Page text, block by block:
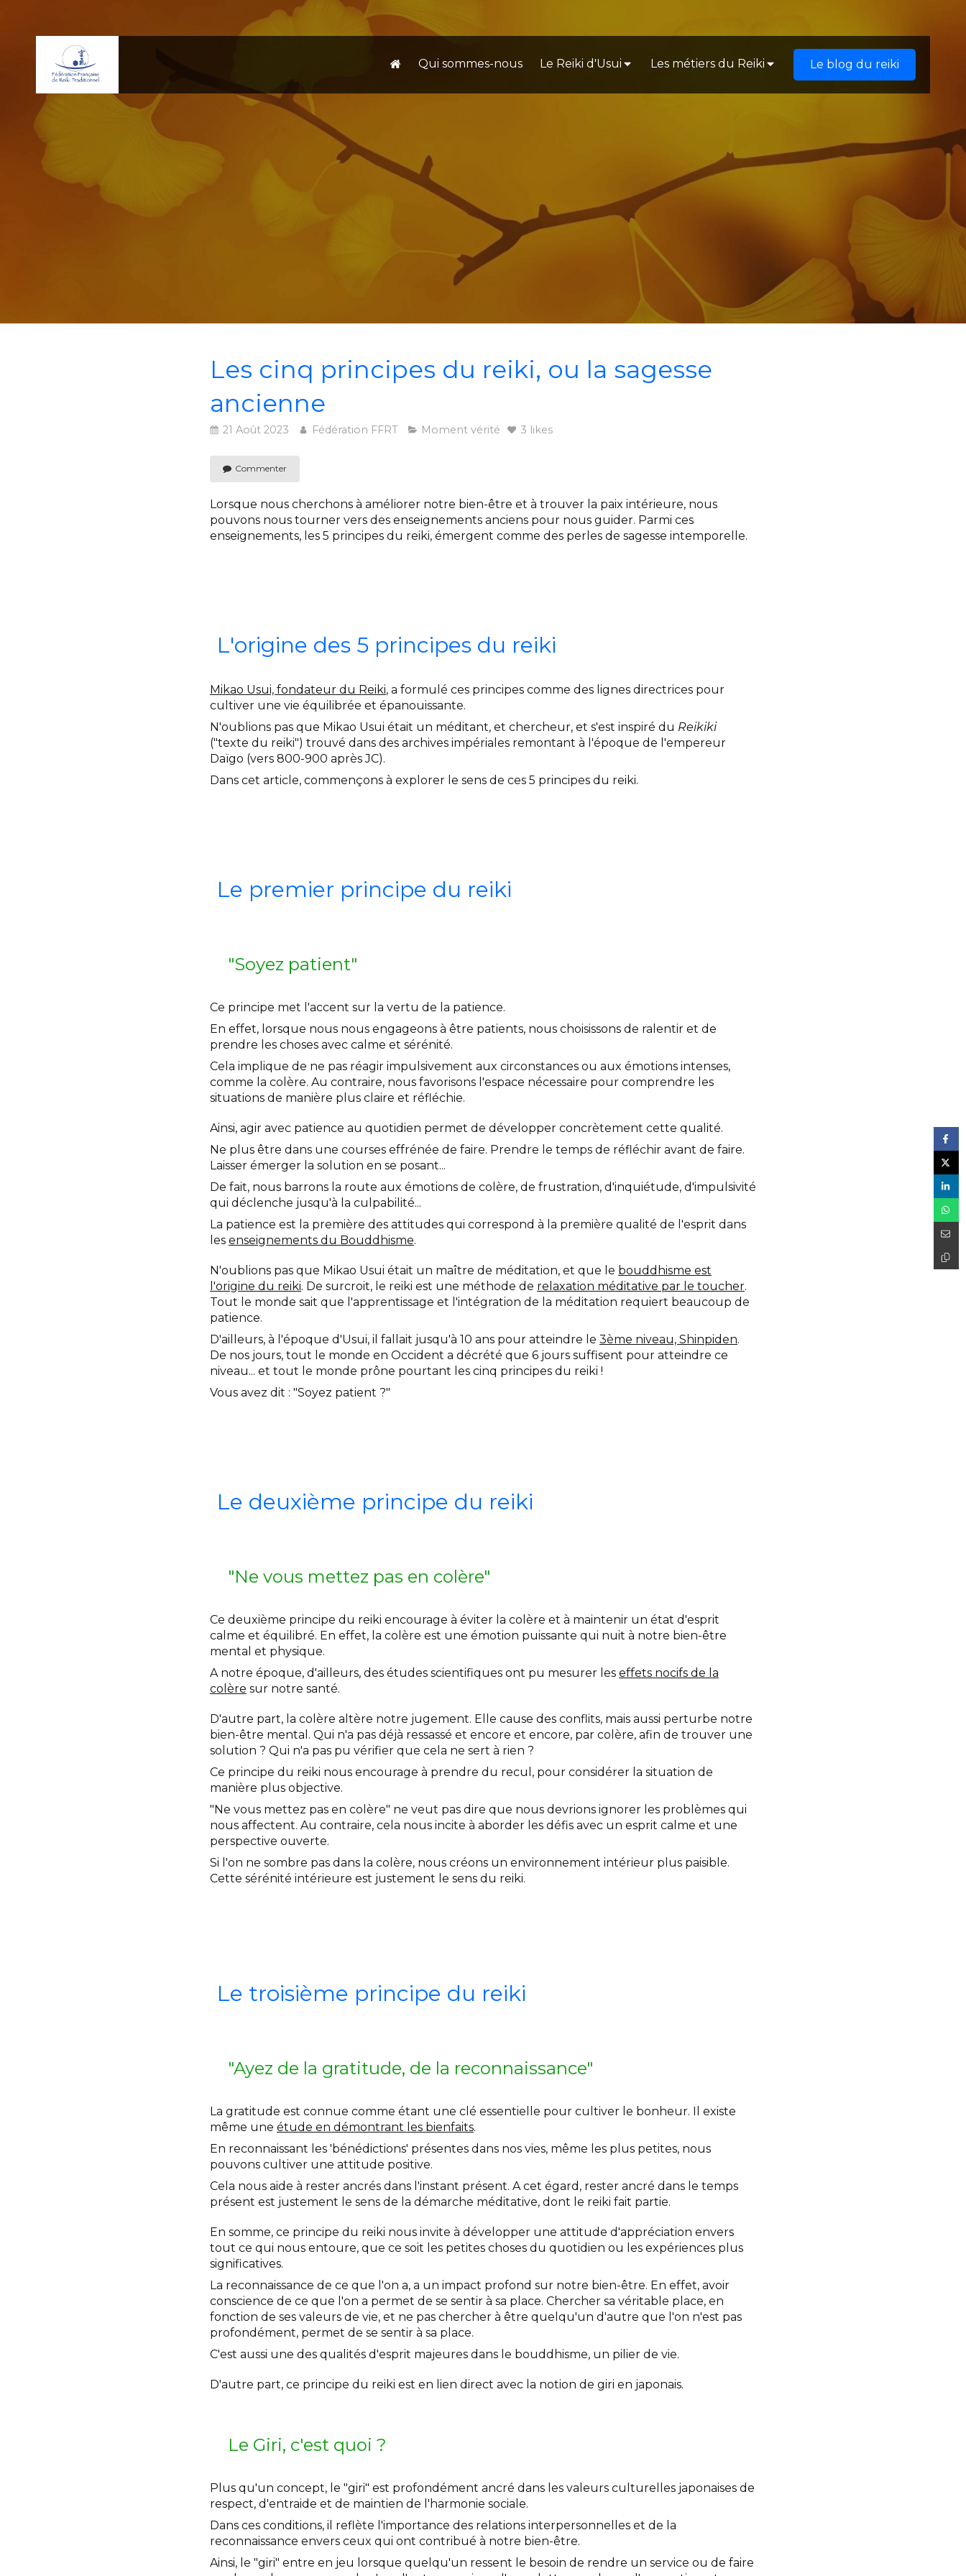
Qui sommes-nous Le Reiki d'Usui Les métiers du Reiki Le blog du reiki
Les cinq principes du reiki, ou la sagesse
ancienne
21 Août 2023 Fédération FFRT Moment vérité 3 likes
Commenter
Lorsque nous cherchons à améliorer notre bien-être et à trouver la paix intérieure, nous
pouvons nous tourner vers des enseignements anciens pour nous guider. Parmi ces
enseignements, les 5 principes du reiki, émergent comme des perles de sagesse intemporelle.
L'origine des 5 principes du reiki
Mikao Usui, fondateur du Reiki, a formulé ces principes comme des lignes directrices pour
cultiver une vie équilibrée et épanouissante.
N'oublions pas que Mikao Usui était un méditant, et chercheur, et s'est inspiré du Reikiki
("texte du reiki") trouvé dans des archives impériales remontant à l'époque de l'empereur
Daïgo (vers 800-900 après JC).
Dans cet article, commençons à explorer le sens de ces 5 principes du reiki.
Le premier principe du reiki
"Soyez patient"
Ce principe met l'accent sur la vertu de la patience.
En effet, lorsque nous nous engageons à être patients, nous choisissons de ralentir et de
prendre les choses avec calme et sérénité.
Cela implique de ne pas réagir impulsivement aux circonstances ou aux émotions intenses,
comme la colère. Au contraire, nous favorisons l'espace nécessaire pour comprendre les
situations de manière plus claire et réfléchie.
Ainsi, agir avec patience au quotidien permet de développer concrètement cette qualité.
Ne plus être dans une courses effrénée de faire. Prendre le temps de réfléchir avant de faire.
Laisser émerger la solution en se posant...
De fait, nous barrons la route aux émotions de colère, de frustration, d'inquiétude, d'impulsivité
qui déclenche jusqu'à la culpabilité...
La patience est la première des attitudes qui correspond à la première qualité de l'esprit dans
les enseignements du Bouddhisme.
N'oublions pas que Mikao Usui était un maître de méditation, et que le bouddhisme est
l'origine du reiki. De surcroit, le reiki est une méthode de relaxation méditative par le toucher.
Tout le monde sait que l'apprentissage et l'intégration de la méditation requiert beaucoup de
patience.
D'ailleurs, à l'époque d'Usui, il fallait jusqu'à 10 ans pour atteindre le 3ème niveau, Shinpiden.
De nos jours, tout le monde en Occident a décrété que 6 jours suffisent pour atteindre ce
niveau... et tout le monde prône pourtant les cinq principes du reiki !
Vous avez dit : "Soyez patient ?"
Le deuxième principe du reiki
"Ne vous mettez pas en colère"
Ce deuxième principe du reiki encourage à éviter la colère et à maintenir un état d'esprit
calme et équilibré. En effet, la colère est une émotion puissante qui nuit à notre bien-être
mental et physique.
A notre époque, d'ailleurs, des études scientifiques ont pu mesurer les effets nocifs de la
colère sur notre santé.
D'autre part, la colère altère notre jugement. Elle cause des conflits, mais aussi perturbe notre
bien-être mental. Qui n'a pas déjà ressassé et encore et encore, par colère, afin de trouver une
solution ? Qui n'a pas pu vérifier que cela ne sert à rien ?
Ce principe du reiki nous encourage à prendre du recul, pour considérer la situation de
manière plus objective.
"Ne vous mettez pas en colère" ne veut pas dire que nous devrions ignorer les problèmes qui
nous affectent. Au contraire, cela nous incite à aborder les défis avec un esprit calme et une
perspective ouverte.
Si l'on ne sombre pas dans la colère, nous créons un environnement intérieur plus paisible.
Cette sérénité intérieure est justement le sens du reiki.
Le troisième principe du reiki
"Ayez de la gratitude, de la reconnaissance"
La gratitude est connue comme étant une clé essentielle pour cultiver le bonheur. Il existe
même une étude en démontrant les bienfaits.
En reconnaissant les 'bénédictions' présentes dans nos vies, même les plus petites, nous
pouvons cultiver une attitude positive.
Cela nous aide à rester ancrés dans l'instant présent. A cet égard, rester ancré dans le temps
présent est justement le sens de la démarche méditative, dont le reiki fait partie.
En somme, ce principe du reiki nous invite à développer une attitude d'appréciation envers
tout ce qui nous entoure, que ce soit les petites choses du quotidien ou les expériences plus
significatives.
La reconnaissance de ce que l'on a, a un impact profond sur notre bien-être. En effet, avoir
conscience de ce que l'on a permet de se sentir à sa place. Chercher sa véritable place, en
fonction de ses valeurs de vie, et ne pas chercher à être quelqu'un d'autre que l'on n'est pas
profondément, permet de se sentir à sa place.
C'est aussi une des qualités d'esprit majeures dans le bouddhisme, un pilier de vie.
D'autre part, ce principe du reiki est en lien direct avec la notion de giri en japonais.
Le Giri, c'est quoi ?
Plus qu'un concept, le "giri" est profondément ancré dans les valeurs culturelles japonaises de
respect, d'entraide et de maintien de l'harmonie sociale.
Dans ces conditions, il reflète l'importance des relations interpersonnelles et de la
reconnaissance envers ceux qui ont contribué à notre bien-être.
Ainsi, le "giri" entre en jeu lorsque quelqu'un ressent le besoin de rendre un service ou de faire